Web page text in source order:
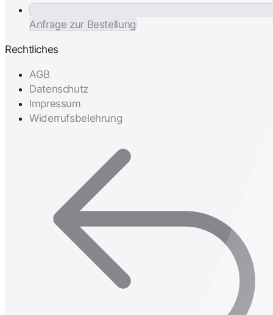
Anfrage zur Bestellung
Rechtliches
AGB
Datenschutz
Impressum
Widerrufsbelehrung